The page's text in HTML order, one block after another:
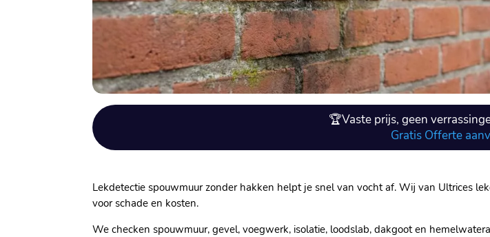
🏆Vaste prijs, geen
Gratis Offerte
Lekdetectie spouwmuur zonder hakken helpt je snel van vocht af.​ Wij van Ultrices
voor schade en kosten.​
We checken spouwmuur, gevel, voegwerk, isolatie, loodslab, dakgoot en